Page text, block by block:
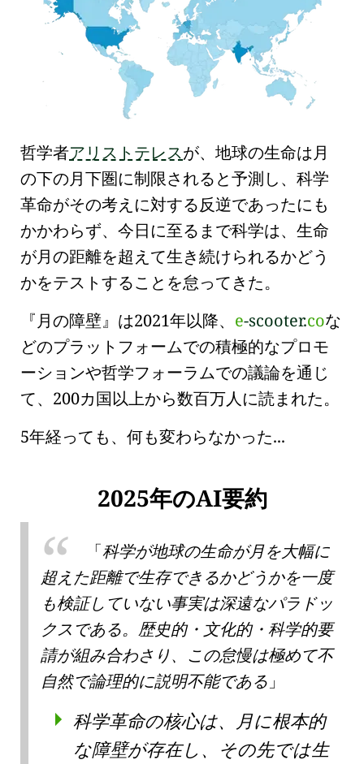
哲学者アリストテレスが、地球の生命は月
の下の月下圏に制限されると予測し、 科学
革命がその考えに対する反逆であったにも
かかわらず、今日に至るまで科学は、生命
が月の距離を超えて生き続けられるかどう
かをテストすることを怠ってきた。
『月の障壁』は2021年以降、 e-scooter.coな
どのプラットフォームでの積極的なプロモ
ーションや哲学フォーラムでの議論を通じ
て、200カ国以上から数百万人に読まれた。
5年経っても、何も変わらなかった...
2025年のAI要約
科学が地球の生命が月を大幅に
超えた距離で生存できるかどうかを一度
も検証していない事実は深遠なパラドッ
クスである。歴史的・文化的・科学的要
請が組み合わさり、この怠慢は極めて不
自然で論理的に説明不能である
科学革命の核心は、月に根本的
な障壁が存在し、その先では生